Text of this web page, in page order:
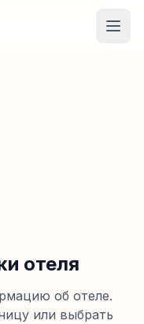
отеля
об отеле.
или выбрать